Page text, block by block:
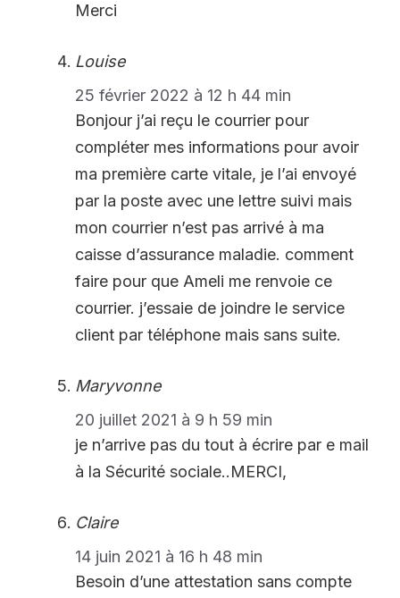
Merci
Louise
25 février 2022 à 12 h 44 min
Bonjour j’ai reçu le courrier pour
compléter mes informations pour avoir
ma première carte vitale, je l’ai envoyé
par la poste avec une lettre suivi mais
mon courrier n’est pas arrivé à ma
caisse d’assurance maladie. comment
faire pour que Ameli me renvoie ce
courrier. j’essaie de joindre le service
client par téléphone mais sans suite.
Maryvonne
20 juillet 2021 à 9 h 59 min
je n’arrive pas du tout à écrire par e mail
à la Sécurité sociale..MERCI,
Claire
14 juin 2021 à 16 h 48 min
Besoin d’une attestation sans compte